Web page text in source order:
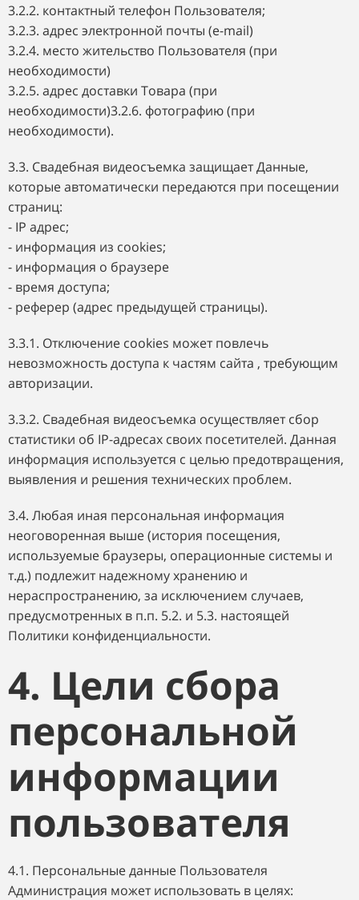
3.2.2. контактный телефон Пользователя;
3.2.3. адрес электронной почты (e-mail)
3.2.4. место жительство Пользователя (при
необходимости)
3.2.5. адрес доставки Товара (при
необходимости)3.2.6. фотографию (при
необходимости).
3.3. Свадебная видеосъемка защищает Данные,
которые автоматически передаются при посещении
страниц:
- IP адрес;
- информация из cookies;
- информация о браузере
- время доступа;
- реферер (адрес предыдущей страницы).
3.3.1. Отключение cookies может повлечь
невозможность доступа к частям сайта , требующим
авторизации.
3.3.2. Свадебная видеосъемка осуществляет сбор
статистики об IP-адресах своих посетителей. Данная
информация используется с целью предотвращения,
выявления и решения технических проблем.
3.4. Любая иная персональная информация
неоговоренная выше (история посещения,
используемые браузеры, операционные системы и
т.д.) подлежит надежному хранению и
нераспространению, за исключением случаев,
предусмотренных в п.п. 5.2. и 5.3. настоящей
Политики конфиденциальности.
4. Цели сбора
персональной
информации
пользователя
4.1. Персональные данные Пользователя
Администрация может использовать в целях: